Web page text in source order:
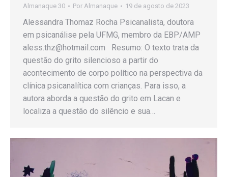
Almanaque 30 Por Almanaque 19 de agosto de 2023
Alessandra Thomaz Rocha Psicanalista, doutora
em psicanálise pela UFMG, membro da EBP/AMP
aless.thz@hotmail.com Resumo: O texto trata da
questão do grito silencioso a partir do
acontecimento de corpo político na perspectiva da
clínica psicanalítica com crianças. Para isso, a
autora aborda a questão do grito em Lacan e
localiza a questão do silêncio e sua…